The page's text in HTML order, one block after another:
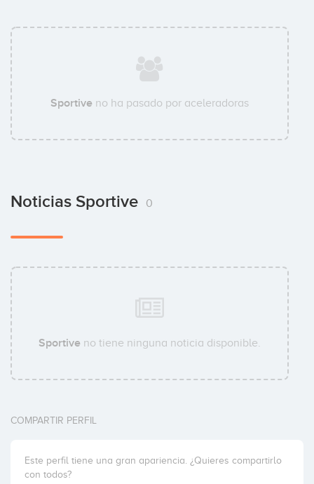
Sportive no ha pasado por aceleradoras
Noticias Sportive 0
Sportive no tiene ninguna noticia disponible.
COMPARTIR PERFIL
Este perfil tiene una gran apariencia. ¿Quieres compartirlo
con todos?